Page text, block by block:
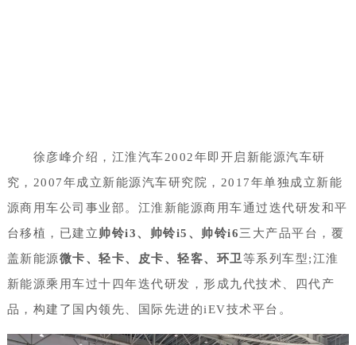
徐彦峰介绍，江淮汽车2002年即开启新能源汽车研
究，2007年成立新能源汽车研究院，2017年单独成立新能
源商用车公司事业部。江淮新能源商用车通过迭代研发和平
台移植，已建立帅铃i3、帅铃i5、帅铃i6三大产品平台，覆
盖新能源微卡、轻卡、皮卡、轻客、环卫 等系列车型;江淮
新能源乘用车过十四年迭代研发，形成九代技术、四代产
品，构建了国内领先、国际先进的iEV技术平台。